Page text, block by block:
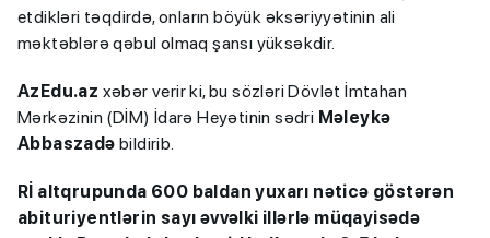
etdikləri təqdirdə, onların böyük əksəriyyətinin ali
məktəblərə qəbul olmaq şansı yüksəkdir.
AzEdu.az xəbər verir ki, bu sözləri Dövlət İmtahan
Mərkəzinin (DİM) İdarə Heyətinin sədri Məleykə
Abbaszadə bildirib.
Rİ altqrupunda 600 baldan yuxarı nəticə göstərən
abituriyentlərin sayı əvvəlki illərlə müqayisədə